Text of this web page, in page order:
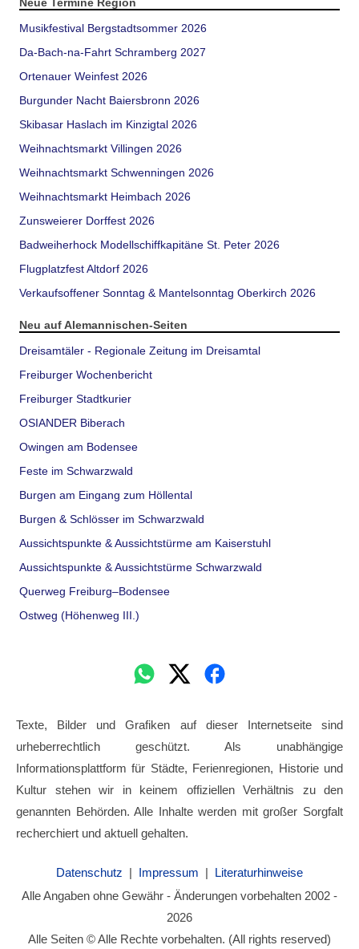
Musikfestival Bergstadtsommer 2026
Da-Bach-na-Fahrt Schramberg 2027
Ortenauer Weinfest 2026
Burgunder Nacht Baiersbronn 2026
Skibasar Haslach im Kinzigtal 2026
Weihnachtsmarkt Villingen 2026
Weihnachtsmarkt Schwenningen 2026
Weihnachtsmarkt Heimbach 2026
Zunsweierer Dorffest 2026
Badweiherhock Modellschiffkapitäne St. Peter 2026
Flugplatzfest Altdorf 2026
Verkaufsoffener Sonntag & Mantelsonntag Oberkirch 2026
Neu auf Alemannischen-Seiten
Dreisamtäler - Regionale Zeitung im Dreisamtal
Freiburger Wochenbericht
Freiburger Stadtkurier
OSIANDER Biberach
Owingen am Bodensee
Feste im Schwarzwald
Burgen am Eingang zum Höllental
Burgen & Schlösser im Schwarzwald
Aussichtspunkte & Aussichtstürme am Kaiserstuhl
Aussichtspunkte & Aussichtstürme Schwarzwald
Querweg Freiburg–Bodensee
Ostweg (Höhenweg III.)
Texte, Bilder und Grafiken auf dieser Internetseite sind
urheberrechtlich geschützt. Als unabhängige
Informationsplattform für Städte, Ferienregionen, Historie und
Kultur stehen wir in keinem offiziellen Verhältnis zu den
genannten Behörden. Alle Inhalte werden mit großer Sorgfalt
recherchiert und aktuell gehalten.
Datenschutz | Impressum | Literaturhinweise
Alle Angaben ohne Gewähr - Änderungen vorbehalten 2002 -
2026
Alle Seiten © Alle Rechte vorbehalten. (All rights reserved)